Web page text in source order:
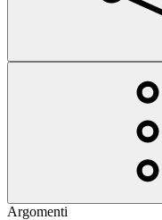
Argomenti